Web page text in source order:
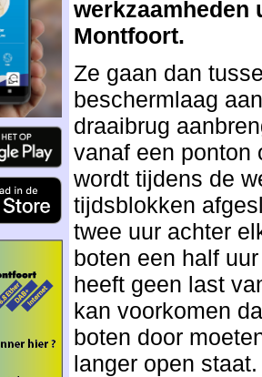
werkzaamheden
Montfoort.
Ze gaan dan
beschermlaag
draaibrug
vanaf een ponton
wordt tijdens de
tijdsblokken
twee uur achter
boten een half
heeft geen last
kan voorkomen
boten door
langer open staat.